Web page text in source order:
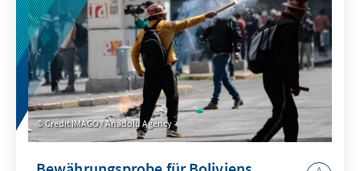
Credit IMAGO / Anadolu Agency